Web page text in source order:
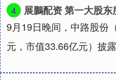
4
展鵬配资 第一大股东所持股份
9月19日晚间，中路股份
元，市值33.66亿元）披